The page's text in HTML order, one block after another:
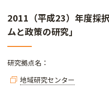
2011（平成23）年度採
ムと政策の研究」
研究拠点名：
地域研究センター